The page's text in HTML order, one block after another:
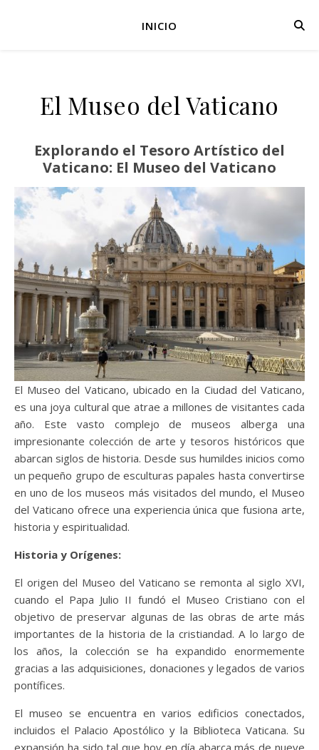
INICIO
El Museo del Vaticano
Explorando el Tesoro Artístico del
Vaticano: El Museo del Vaticano
El Museo del Vaticano, ubicado en la Ciudad del Vaticano,
es una joya cultural que atrae a millones de visitantes cada
año. Este vasto complejo de museos alberga una
impresionante colección de arte y tesoros históricos que
abarcan siglos de historia. Desde sus humildes inicios como
un pequeño grupo de esculturas papales hasta convertirse
en uno de los museos más visitados del mundo, el Museo
del Vaticano ofrece una experiencia única que fusiona arte,
historia y espiritualidad.
Historia y Orígenes:
El origen del Museo del Vaticano se remonta al siglo XVI,
cuando el Papa Julio II fundó el Museo Cristiano con el
objetivo de preservar algunas de las obras de arte más
importantes de la historia de la cristiandad. A lo largo de
los años, la colección se ha expandido enormemente
gracias a las adquisiciones, donaciones y legados de varios
pontífices.
El museo se encuentra en varios edificios conectados,
incluidos el Palacio Apostólico y la Biblioteca Vaticana. Su
expansión ha sido tal que hoy en día abarca más de nueve